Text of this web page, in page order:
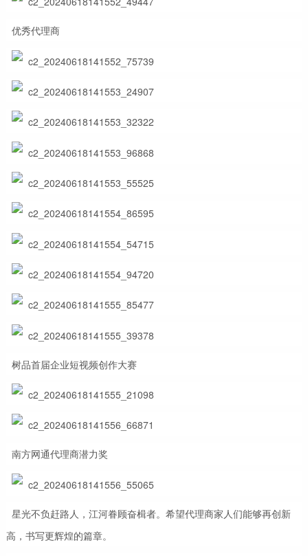
优秀代理商
树品首届企业短视频创作大赛
南方网通代理商潜力奖
星光不负赶路人，江河眷顾奋楫者。希望代理商家人们能够再创新
高，书写更辉煌的篇章。